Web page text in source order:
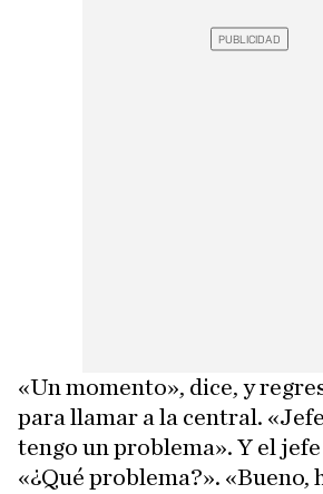
«Un momento», dice, y
para llamar a la central.
tengo un problema». Y el
«¿Qué problema?». «Bueno,